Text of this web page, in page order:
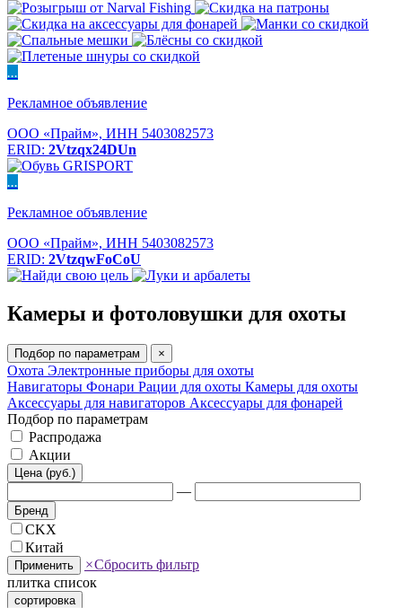
...
Рекламное объявление
ООО «Прайм», ИНН 5403082573
ERID: 2Vtzqx24DUn
...
Рекламное объявление
ООО «Прайм», ИНН 5403082573
ERID: 2VtzqwFoCoU
Камеры и фотоловушки для охоты
Подбор по параметрам ×
Охота Электронные приборы для охоты
Навигаторы Фонари Рации для охоты Камеры для охоты
Аксессуары для навигаторов Аксессуары для фонарей
Подбор по параметрам
Распродажа
Акции
Цена (руб.)
—
Бренд
CKX
Китай
Применить ×Сбросить фильтр
плитка список
сортировка